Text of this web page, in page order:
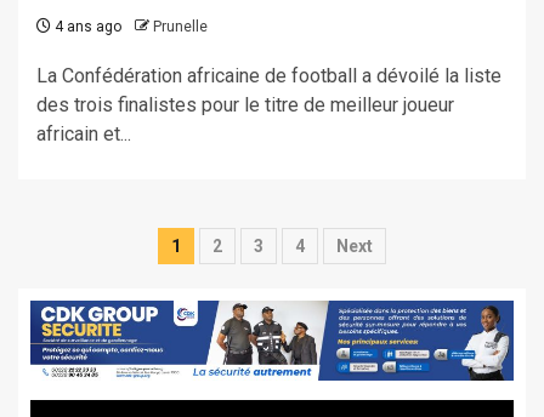
4 ans ago Prunelle
La Confédération africaine de football a dévoilé la liste
des trois finalistes pour le titre de meilleur joueur
africain et...
Pagination
publications
1 2 3 4 Next